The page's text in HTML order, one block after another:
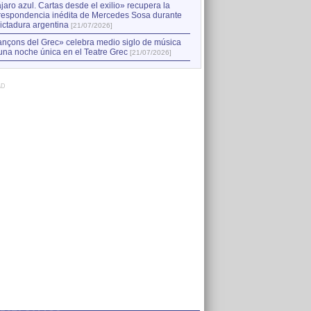
azul. Cartas desde el exilio» recupera la
inédita de Mercedes Sosa durante
argentina [21/07/2026]
del Grec» celebra medio siglo de música
noche única en el Teatre Grec [21/07/2026]